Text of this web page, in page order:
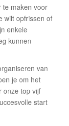
te maken voor
wilt opfrissen of
enkele
kunnen
van
je om het
onze top vijf
start